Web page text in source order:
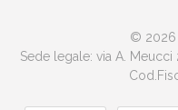
© 2026
Sede legale: via A. Meucci